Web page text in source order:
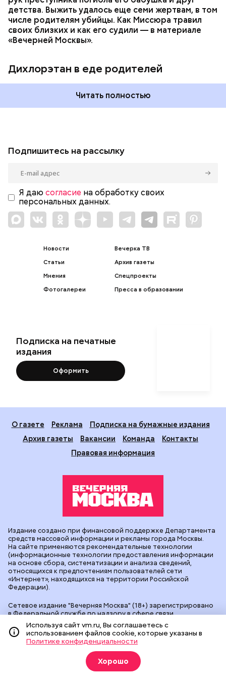
детства. Выжить удалось еще семи жертвам, в том
числе родителям убийцы. Как Миссюра травил
своих близких и как его судили — в материале
«Вечерней Москвы».
Дихлорэтан в еде родителей
Читать полностью
Подпишитесь на рассылку
Я даю согласие на обработку своих
персональных данных.
Новости
Статьи
Мнения
Фотогалереи
Вечерка ТВ
Архив газеты
Спецпроекты
Пресса в образовании
Подписка на печатные
издания
Оформить
О газете Реклама
Подписка на бумажные издания
Архив газеты
Вакансии Команда
Контакты
Правовая информация
Сетевое издание "Вечерняя Москва" (18+) зарегистрировано
в Федеральной службе по надзору в сфере связи,
информационных технологий и массовых коммуникаций
(Роскомнадзор). Свидетельство о регистрации ЭЛ № ФС 77 -
90524 от 09.12.2025. Учредитель: АО "Редакция газеты
"Вечерняя Москва". Главный редакторvm.ru
Геннадьевич Глуходедов. Адрес редакции: 127015, г.Москва,
Бумажный пр-д, д. 14, стр. 2. Телефон:
+7(499)557-04-24
. Почта для связи с редакцией сайта:
Издание создано при финансовой поддержке Департамента
средств массовой информации и рекламы города Москвы.
На сайте применяются рекомендательные технологии
(информационные технологии предоставления информации
на основе сбора, систематизации и анализа сведений,
относящихся к предпочтениям пользователей сети
«Интернет», находящихся на территории Российской
Федерации).
Используя сайт vm.ru, Вы соглашаетесь с
использованием файлов cookie, которые указаны в
Политике конфиденциальности
Хорошо